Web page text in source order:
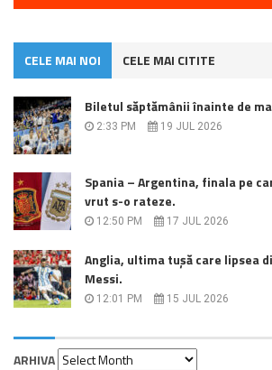
CELE MAI NOI CELE MAI CITITE
Biletul săptămânii înainte de
2:33 PM 19 JUL 2026
Spania – Argentina, finala pe
vrut s-o rateze.
12:50 PM 17 JUL 2026
Anglia, ultima tușă care lipsea
Messi.
12:01 PM 15 JUL 2026
ARHIVA
Arhiva